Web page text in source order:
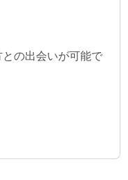
との出会いが可能で